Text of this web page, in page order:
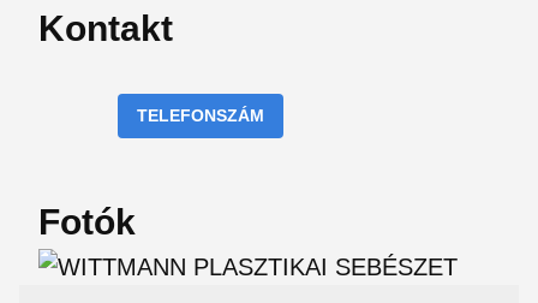
Kontakt
TELEFONSZÁM
Fotók